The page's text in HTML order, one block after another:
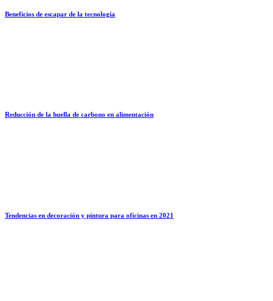
Beneficios de escapar de la tecnología
Reducción de la huella de carbono en alimentación
Tendencias en decoración y pintura para oficinas en 2021